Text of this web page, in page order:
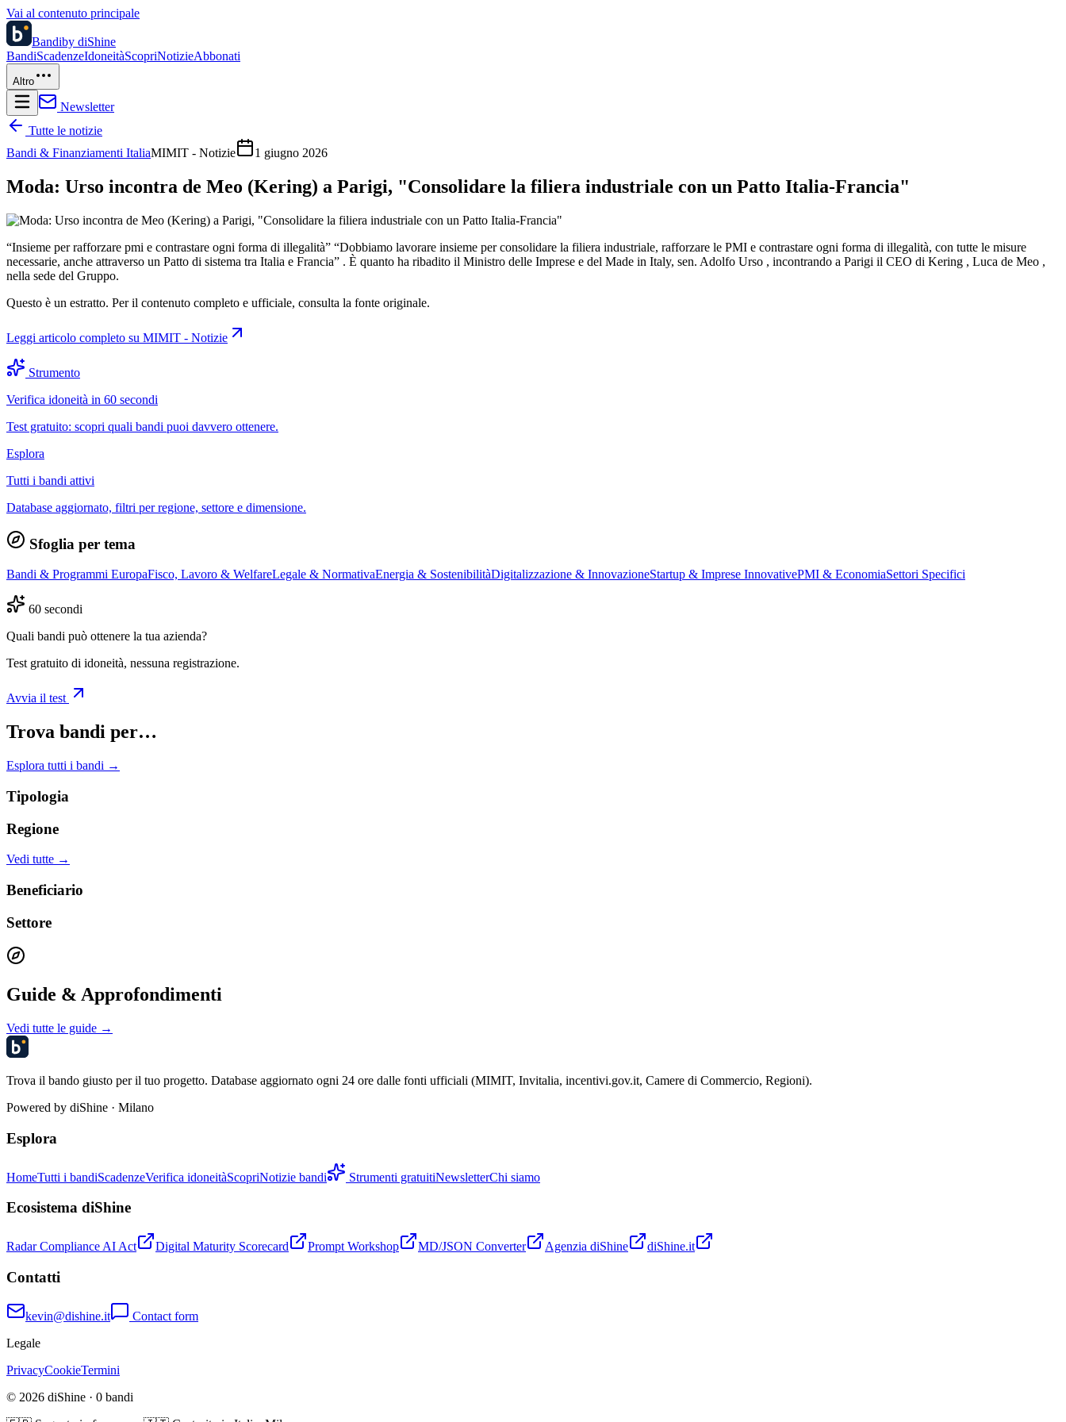
Vai al contenuto principale
Bandiby diShine
BandiScadenzeIdoneitàScopriNotizieAbbonati
Altro
Newsletter
Tutte le notizie
Bandi & Finanziamenti ItaliaMIMIT - Notizie 1 giugno 2026
Moda: Urso incontra de Meo (Kering) a Parigi, "Consolidare la filiera industriale con un Patto Italia-Francia"
“Insieme per rafforzare pmi e contrastare ogni forma di illegalità” “Dobbiamo lavorare insieme per consolidare la filiera industriale, rafforzare le PMI e contrastare ogni forma di illegalità, con tutte le misure
necessarie, anche attraverso un Patto di sistema tra Italia e Francia” . È quanto ha ribadito il Ministro delle Imprese e del Made in Italy, sen. Adolfo Urso , incontrando a Parigi il CEO di Kering , Luca de Meo ,
nella sede del Gruppo.
Questo è un estratto. Per il contenuto completo e ufficiale, consulta la fonte originale.
Leggi articolo completo su MIMIT - Notizie
Strumento
Verifica idoneità in 60 secondi
Test gratuito: scopri quali bandi puoi davvero ottenere.
Esplora
Tutti i bandi attivi
Database aggiornato, filtri per regione, settore e dimensione.
Sfoglia per tema
Bandi & Programmi EuropaFisco, Lavoro & WelfareLegale & NormativaEnergia & SostenibilitàDigitalizzazione & InnovazioneStartup & Imprese InnovativePMI & EconomiaSettori Specifici
60 secondi
Quali bandi può ottenere la tua azienda?
Test gratuito di idoneità, nessuna registrazione.
Avvia il test
Trova bandi per…
Esplora tutti i bandi →
Tipologia
Regione
Vedi tutte →
Beneficiario
Settore
Guide & Approfondimenti
Vedi tutte le guide →
Trova il bando giusto per il tuo progetto. Database aggiornato ogni 24 ore dalle fonti ufficiali (MIMIT, Invitalia, incentivi.gov.it, Camere di Commercio, Regioni).
Powered by diShine · Milano
Esplora
HomeTutti i bandiScadenzeVerifica idoneitàScopriNotizie bandi Strumenti gratuitiNewsletterChi siamo
Ecosistema diShine
Radar Compliance AI Act Digital Maturity Scorecard Prompt Workshop MD/JSON Converter Agenzia diShine diShine.it
Contatti
kevin@dishine.it
Contact form
Legale
PrivacyCookieTermini
© 2026 diShine · 0 bandi